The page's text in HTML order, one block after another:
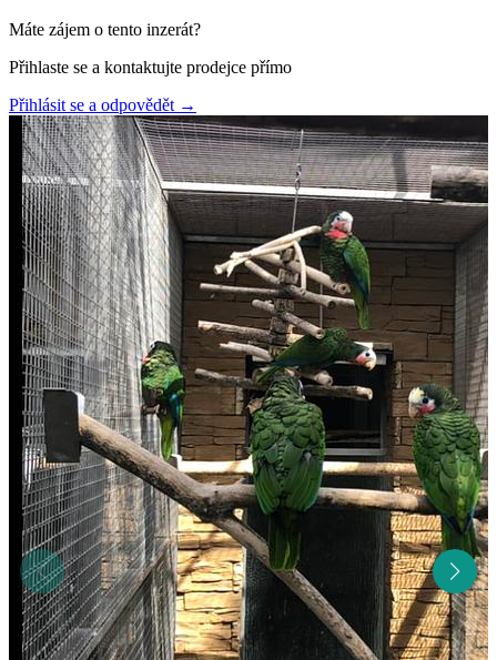
Máte zájem o tento inzerát?
Přihlaste se a kontaktujte prodejce přímo
Přihlásit se a odpovědět →